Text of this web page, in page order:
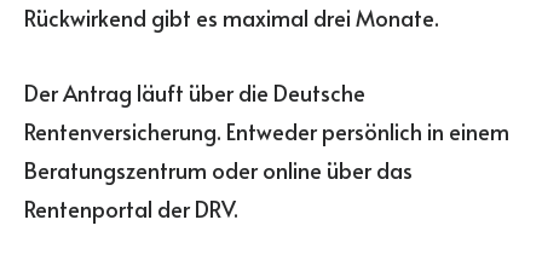
Rückwirkend gibt es maximal drei Monate.
Der Antrag läuft über die Deutsche
Rentenversicherung. Entweder persönlich in einem
Beratungszentrum oder online über das
Rentenportal der DRV.